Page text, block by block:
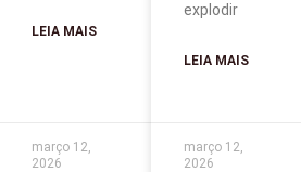
LEIA MAIS
março 12,
2026
explodir
LEIA MAIS
março 12,
2026